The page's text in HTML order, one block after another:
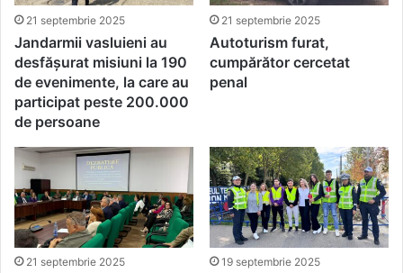
21 septembrie 2025
Jandarmii vasluieni au
desfășurat misiuni la 190
de evenimente, la care au
participat peste 200.000
de persoane
21 septembrie 2025
Autoturism furat,
cumpărător cercetat
penal
21 septembrie 2025 19 septembrie 2025